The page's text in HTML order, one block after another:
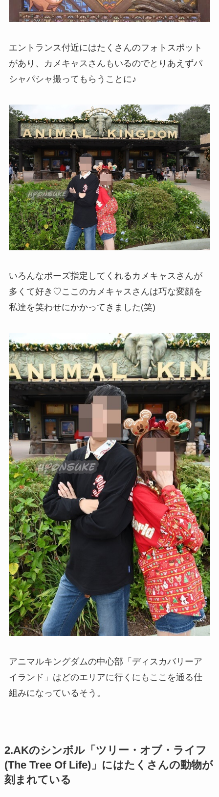
エントランス付近にはたくさんのフォトスポット
があり、カメキャスさんもいるのでとりあえずパ
シャパシャ撮ってもらうことに♪
いろんなポーズ指定してくれるカメキャスさんが
多くて好き♡ここのカメキャスさんは巧な変顔を
私達を笑わせにかかってきました(笑)
アニマルキングダムの中心部「ディスカバリーア
イランド」はどのエリアに行くにもここを通る仕
組みになっているそう。
2.AKのシンボル「ツリー・オブ・ライフ
(The Tree Of Life)」にはたくさんの動物が
刻まれている